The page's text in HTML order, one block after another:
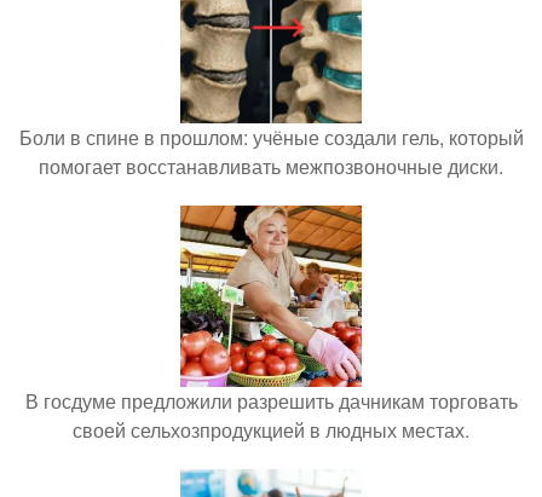
Боли в спине в прошлом: учёные создали гель, который
помогает восстанавливать межпозвоночные диски.
В госдуме предложили разрешить дачникам торговать
своей сельхозпродукцией в людных местах.